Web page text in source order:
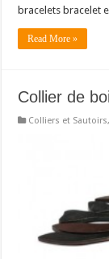
bracelets bracelet
Read More »
Collier de
Colliers et Sautoirs,